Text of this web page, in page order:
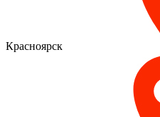
Красноярск